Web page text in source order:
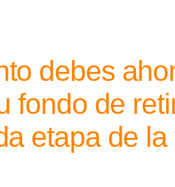
debes
fondo de
etapa de